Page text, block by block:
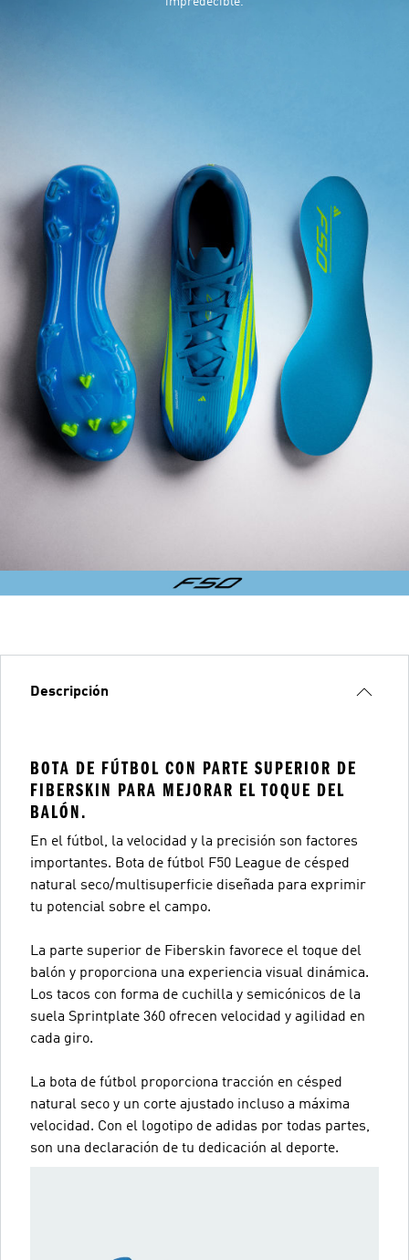
Descripción
BOTA DE FÚTBOL CON PARTE SUPERIOR DE
FIBERSKIN PARA MEJORAR EL TOQUE DEL
BALÓN.
En el fútbol, la velocidad y la precisión son factores
importantes. Bota de fútbol F50 League de césped
natural seco/multisuperficie diseñada para exprimir
tu potencial sobre el campo.
La parte superior de Fiberskin favorece el toque del
balón y proporciona una experiencia visual dinámica.
Los tacos con forma de cuchilla y semicónicos de la
suela Sprintplate 360 ofrecen velocidad y agilidad en
cada giro.
La bota de fútbol proporciona tracción en césped
natural seco y un corte ajustado incluso a máxima
velocidad. Con el logotipo de adidas por todas partes,
son una declaración de tu dedicación al deporte.